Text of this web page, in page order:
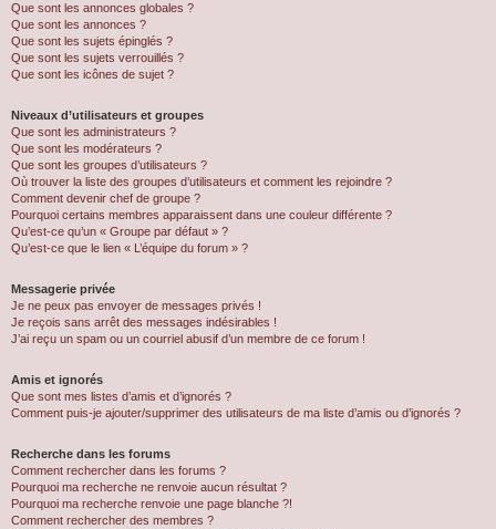
Que sont les annonces globales ?
Que sont les annonces ?
Que sont les sujets épinglés ?
Que sont les sujets verrouillés ?
Que sont les icônes de sujet ?
Niveaux d’utilisateurs et groupes
Que sont les administrateurs ?
Que sont les modérateurs ?
Que sont les groupes d’utilisateurs ?
Où trouver la liste des groupes d’utilisateurs et comment les rejoindre ?
Comment devenir chef de groupe ?
Pourquoi certains membres apparaissent dans une couleur différente ?
Qu’est-ce qu’un « Groupe par défaut » ?
Qu’est-ce que le lien « L’équipe du forum » ?
Messagerie privée
Je ne peux pas envoyer de messages privés !
Je reçois sans arrêt des messages indésirables !
J’ai reçu un spam ou un courriel abusif d’un membre de ce forum !
Amis et ignorés
Que sont mes listes d’amis et d’ignorés ?
Comment puis-je ajouter/supprimer des utilisateurs de ma liste d’amis ou d’ignorés ?
Recherche dans les forums
Comment rechercher dans les forums ?
Pourquoi ma recherche ne renvoie aucun résultat ?
Pourquoi ma recherche renvoie une page blanche ?!
Comment rechercher des membres ?